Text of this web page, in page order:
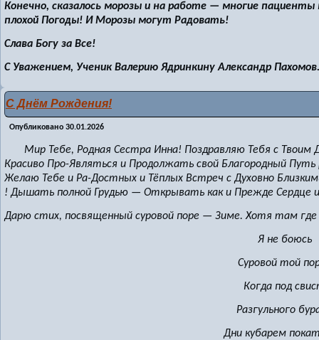
Конечно, сказалось морозы и на работе — многие
плохой Погоды! И Морозы могут Радовать!
Слава Богу за Все!
С Уважением, Ученик Валерию Ядринкину Александр Пахомов.
С Днём Рождения!
Опубликовано 30.01.2026
Мир Тебе, Родная Сестра Инна! Поздравляю Тебя с Твоим
Красиво Про-Являться и Продолжать свой Благородный
Желаю Тебе и Ра-Достных и Тёплых Встреч с Духовно
! Дышать полной Грудью — Открывать как и Прежде
Дарю стих, посвященный суровой поре — Зиме. Хотя там
Я не боюсь
Суровой той
Когда под
Разгульного
Дни кубарем